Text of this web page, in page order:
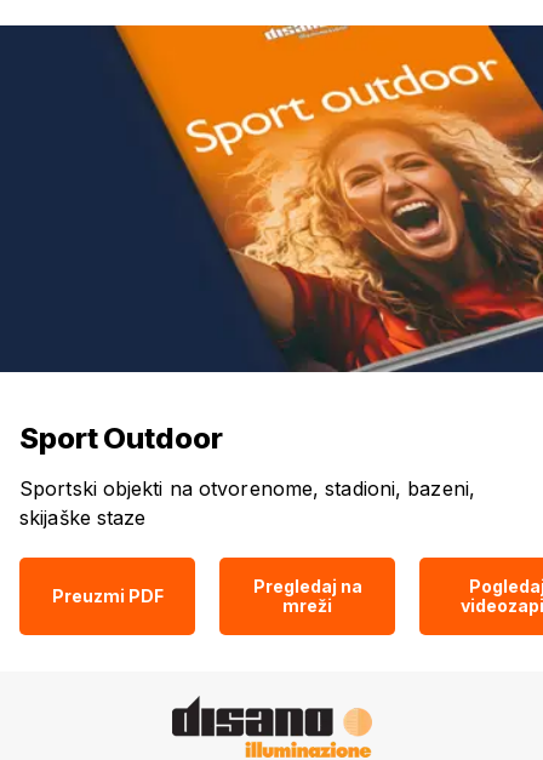
Sport Outdoor
Sportski objekti na otvorenome, stadioni, bazeni,
skijaške staze
Preuzmi PDF
Pregledaj na
mreži